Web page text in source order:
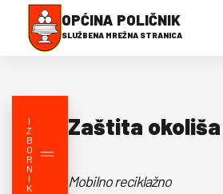
OPĆINA POLIČNIK
SLUŽBENA MREŽNA STRANICA
I
Z
B
O
R
N
I
K
Zaštita okoliša
Mobilno reciklažno